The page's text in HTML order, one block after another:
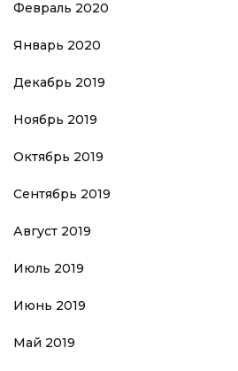
Февраль 2020
Январь 2020
Декабрь 2019
Ноябрь 2019
Октябрь 2019
Сентябрь 2019
Август 2019
Июль 2019
Июнь 2019
Май 2019